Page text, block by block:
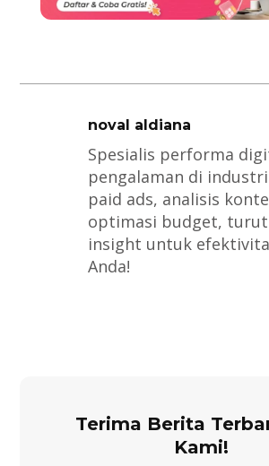
noval aldiana
Spesialis performa
pengalaman di
paid ads, analisis
optimasi budget,
insight untuk
Anda!
Terima Berita
Kami!